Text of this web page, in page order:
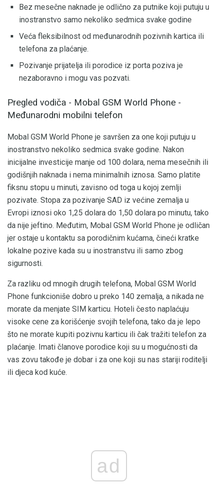
Bez mesečne naknade je odlično za putnike koji putuju u
inostranstvo samo nekoliko sedmica svake godine
Veća fleksibilnost od međunarodnih pozivnih kartica ili
telefona za plaćanje.
Pozivanje prijatelja ili porodice iz porta poziva je
nezaboravno i mogu vas pozvati.
Pregled vodiča - Mobal GSM World Phone -
Međunarodni mobilni telefon
Mobal GSM World Phone je savršen za one koji putuju u
inostranstvo nekoliko sedmica svake godine. Nakon
inicijalne investicije manje od 100 dolara, nema mesečnih ili
godišnjih naknada i nema minimalnih iznosa. Samo platite
fiksnu stopu u minuti, zavisno od toga u kojoj zemlji
pozivate. Stopa za pozivanje SAD iz većine zemalja u
Evropi iznosi oko 1,25 dolara do 1,50 dolara po minutu, tako
da nije jeftino. Međutim, Mobal GSM World Phone je odličan
jer ostaje u kontaktu sa porodičnim kućama, čineći kratke
lokalne pozive kada su u inostranstvu ili samo zbog
sigurnosti.
Za razliku od mnogih drugih telefona, Mobal GSM World
Phone funkcioniše dobro u preko 140 zemalja, a nikada ne
morate da menjate SIM karticu. Hoteli često naplaćuju
visoke cene za korišćenje svojih telefona, tako da je lepo
što ne morate kupiti pozivnu karticu ili čak tražiti telefon za
plaćanje. Imati članove porodice koji su u mogućnosti da
vas zovu takođe je dobar i za one koji su nas stariji roditelji
ili djeca kod kuće.
ad